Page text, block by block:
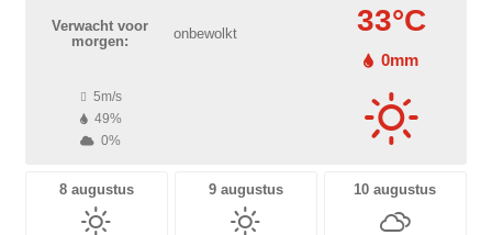
Verwacht voor
morgen:
onbewolkt 33°C
0mm
5m/s
49%
0%
8 augustus 9 augustus 10 augustus